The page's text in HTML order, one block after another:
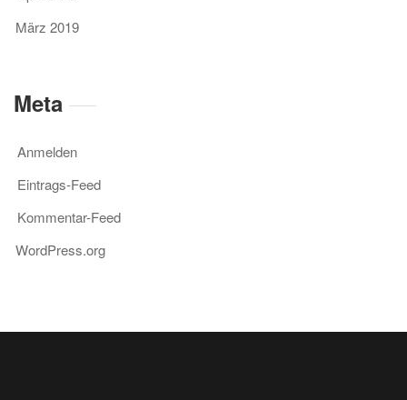
März 2019
Meta
Anmelden
Eintrags-Feed
Kommentar-Feed
WordPress.org